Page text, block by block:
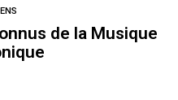
de la Musique